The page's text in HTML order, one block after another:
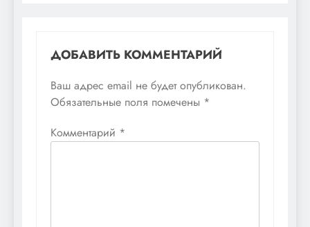
ДОБАВИТЬ КОММЕНТАРИЙ
Ваш адрес email не будет опубликован.
Обязательные поля помечены *
Комментарий *